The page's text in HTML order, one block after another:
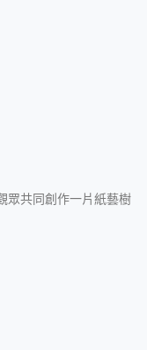
眾共同創作一片紙藝樹